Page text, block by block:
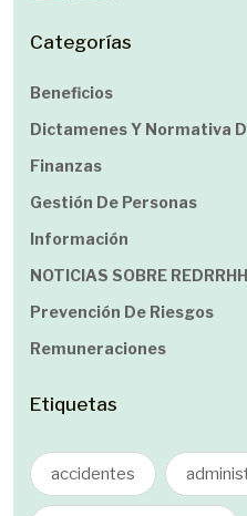
Categorías
Beneficios
Dictamenes Y Normativa
Finanzas
Gestión De Personas
Información
NOTICIAS SOBRE
Prevención De Riesgos
Remuneraciones
Etiquetas
accidentes